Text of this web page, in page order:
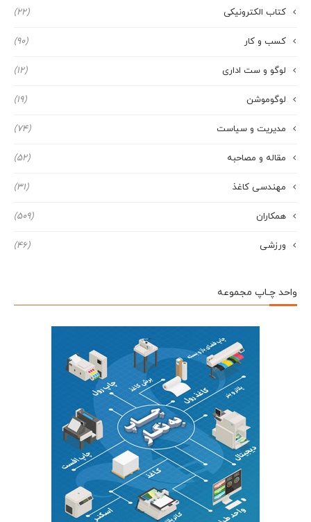
کتاب الکترونیکی (22)
کسب و کار (90)
لوگو و ست اداری (12)
لوگوموشن (19)
مدیریت و سیاست (74)
مقاله و مصاحبه (52)
مهندسی کاغذ (31)
همکاران (509)
ورزشی (46)
واحد چـاپ مجموعه